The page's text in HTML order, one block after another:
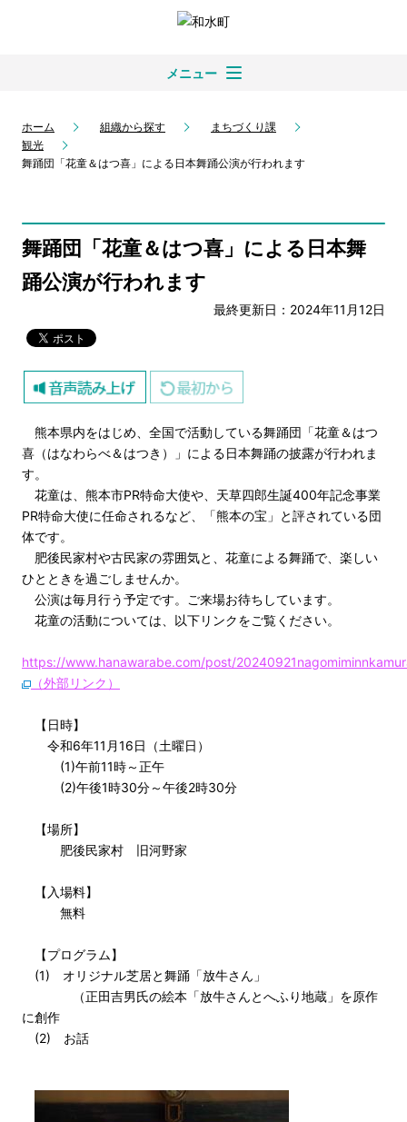
メニュー
ホーム 組織から探す
まちづくり課
観光
舞踊団「花童＆はつ喜」による日本舞踊公演が行われます
舞踊団「花童＆はつ喜」による日本舞
踊公演が行われます
最終更新日：2024年11月12日
熊本県内をはじめ、全国で活動している舞踊団「花童＆はつ
喜（はなわらべ＆はつき）」による日本舞踊の披露が行われま
す。
花童は、熊本市PR特命大使や、天草四郎生誕400年記念事業
PR特命大使に任命されるなど、「熊本の宝」と評されている団
体です。
肥後民家村や古民家の雰囲気と、花童による舞踊で、楽しい
ひとときを過ごしませんか。
公演は毎月行う予定です。ご来場お待ちしています。
花童の活動については、以下リンクをご覧ください。
https://www.hanawarabe.com/post/
（外部リンク）
【日時】
令和6年11月16日（土曜日）
(1)午前11時～正午
(2)午後1時30分～午後2時30分
【場所】
肥後民家村 旧河野家
【入場料】
無料
【プログラム】
(1) オリジナル芝居と舞踊「放牛さん」
（正田吉男氏の絵本「放牛さんとへふり地蔵」を原作
に創作
(2) お話